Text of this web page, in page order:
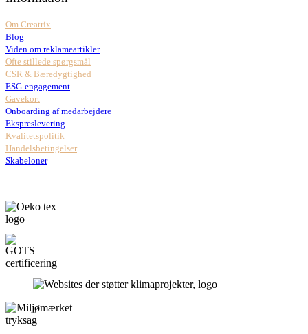
Om Creatrix
Blog
Viden om reklameartikler
Ofte stillede spørgsmål
CSR & Bæredygtighed
ESG-engagement
Gavekort
Onboarding af medarbejdere
Ekspreslevering
Kvalitetspolitik
Handelsbetingelser
Skabeloner